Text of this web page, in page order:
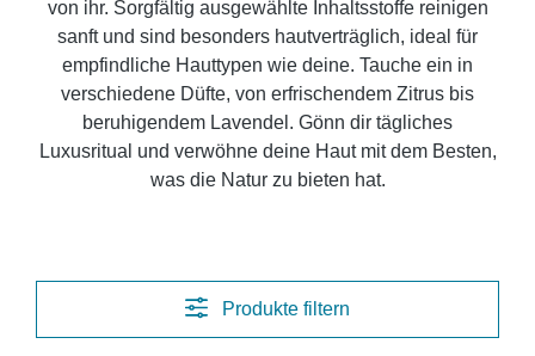
von ihr. Sorgfältig ausgewählte Inhaltsstoffe reinigen
sanft und sind besonders hautverträglich, ideal für
empfindliche Hauttypen wie deine. Tauche ein in
verschiedene Düfte, von erfrischendem Zitrus bis
beruhigendem Lavendel. Gönn dir tägliches
Luxusritual und verwöhne deine Haut mit dem Besten,
was die Natur zu bieten hat.
Produkte filtern